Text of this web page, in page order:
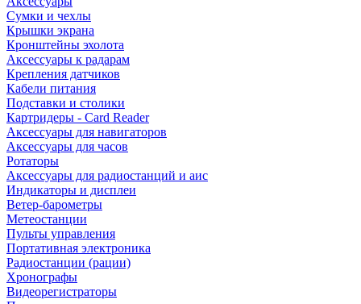
Сумки и чехлы
Крышки экрана
Кронштейны эхолота
Аксессуары к радарам
Крепления датчиков
Кабели питания
Подставки и столики
Картридеры - Card Reader
Аксессуары для навигаторов
Аксессуары для часов
Ротаторы
Аксессуары для радиостанций и аис
Индикаторы и дисплеи
Ветер-барометры
Метеостанции
Пульты управления
Портативная электроника
Радиостанции (рации)
Хронографы
Видеорегистраторы